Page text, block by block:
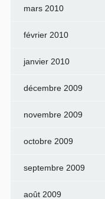
mars 2010
février 2010
janvier 2010
décembre 2009
novembre 2009
octobre 2009
septembre 2009
août 2009